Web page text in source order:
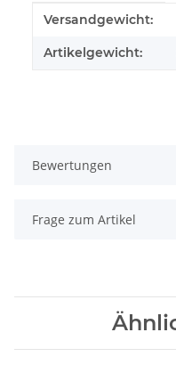
Produkteigenschaft
Wert
Versandgewicht:
Artikelgewicht:
Bewertungen
Frage zum Artikel